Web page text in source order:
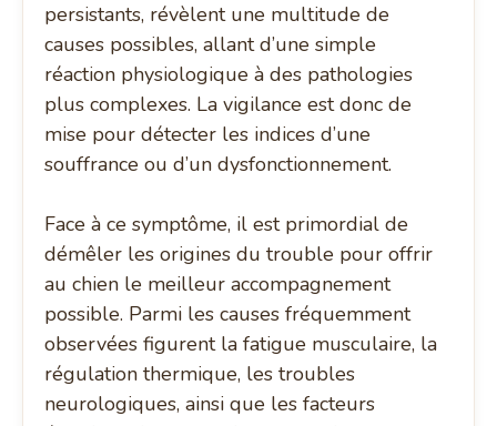
persistants, révèlent une multitude de
causes possibles, allant d’une simple
réaction physiologique à des pathologies
plus complexes. La vigilance est donc de
mise pour détecter les indices d’une
souffrance ou d’un dysfonctionnement.
Face à ce symptôme, il est primordial de
démêler les origines du trouble pour offrir
au chien le meilleur accompagnement
possible. Parmi les causes fréquemment
observées figurent la fatigue musculaire, la
régulation thermique, les troubles
neurologiques, ainsi que les facteurs